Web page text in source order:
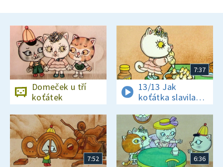
Domeček u tří
koťátek
7:37
13/13 Jak
koťátka slavila
Vánoce
7:52 6:36